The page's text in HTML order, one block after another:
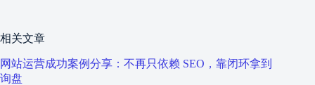
相关文章
网站运营成功案例分享：不再只依赖 SEO，靠闭环拿到
询盘